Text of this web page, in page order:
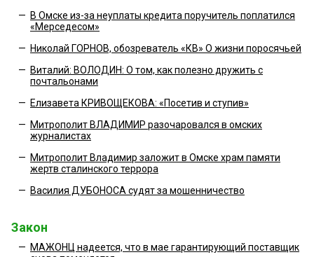
— В Омске из-за неуплаты кредита поручитель поплатился
«Мерседесом»
— Николай ГОРНОВ, обозреватель «КВ» О жизни поросячьей
— Виталий: ВОЛОДИН: О том, как полезно дружить с
почтальонами
— Елизавета КРИВОЩЕКОВА: «Посетив и ступив»
— Митрополит ВЛАДИМИР разочаровался в омских
журналистах
— Митрополит Владимир заложит в Омске храм памяти
жертв сталинского террора
— Василия ДУБОНОСА судят за мошенничество
Закон
— МАЖОНЦ надеется, что в мае гарантирующий поставщик